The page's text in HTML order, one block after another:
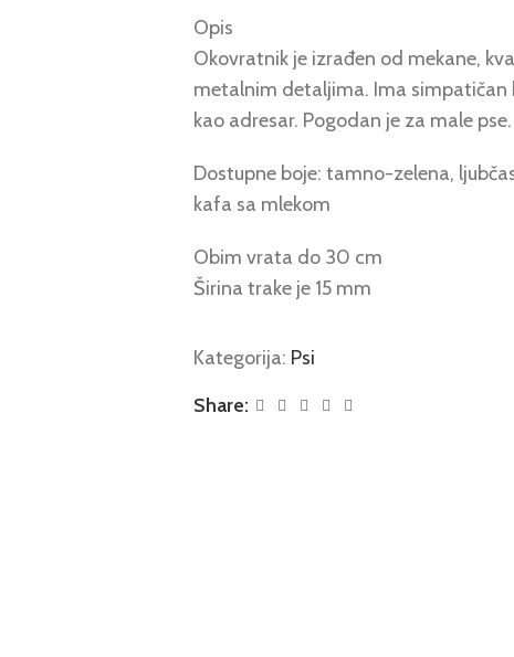
Opis
Okovratnik je izrađen od mekane,
metalnim detaljima. Ima simpatičan
kao adresar. Pogodan je za male pse.
Dostupne boje: tamno-zelena,
kafa sa mlekom
Obim vrata do 30 cm
Širina trake je 15 mm
Kategorija: Psi
Share: